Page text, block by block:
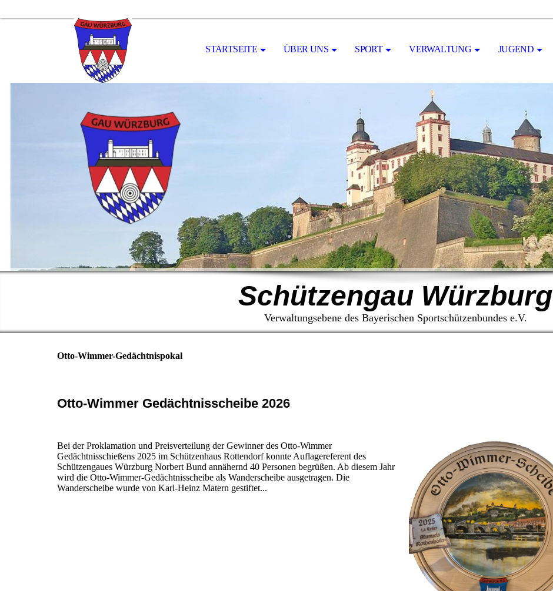
STARTSEITE ÜBER UNS SPORT VERWALTUNG JUGEND
Schützengau Würzburg
Verwaltungsebene des Bayerischen Sportschützenbundes e.V.
Otto-Wimmer-Gedächtnispokal
Otto-Wimmer Gedächtnisscheibe 2026
Bei der Proklamation und Preisverteilung der Gewinner des Otto-Wimmer
Gedächtnisschießens 2025 im Schützenhaus Rottendorf konnte Auflagereferent des
Schützengaues Würzburg Norbert Bund annähernd 40 Personen begrüßen. Ab diesem Jahr
wird die Otto-Wimmer-Gedächtnisscheibe als Wanderscheibe ausgetragen. Die
Wanderscheibe wurde von Karl-Heinz Matern gestiftet...